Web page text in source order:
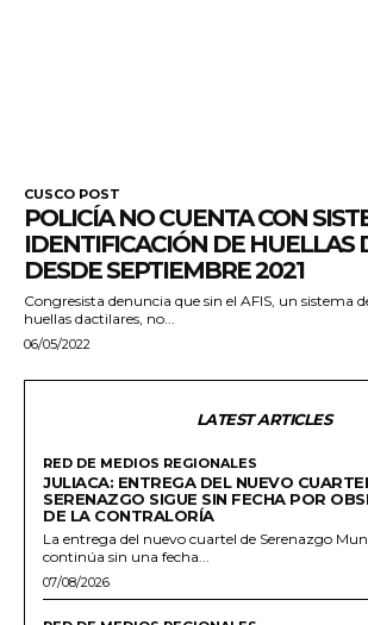
CUSCO POST
POLICÍA NO CUENTA CON
IDENTIFICACIÓN DE HUELLAS
DESDE SEPTIEMBRE 2021
Congresista denuncia que sin el AFIS, un sistema
huellas dactilares, no...
06/05/2022
LATEST ARTICLES
RED DE MEDIOS REGIONALES
JULIACA: ENTREGA DEL NUEVO
SERENAZGO SIGUE SIN FECHA POR
DE LA CONTRALORÍA
La entrega del nuevo cuartel de Serenazgo
continúa sin una fecha...
07/08/2026